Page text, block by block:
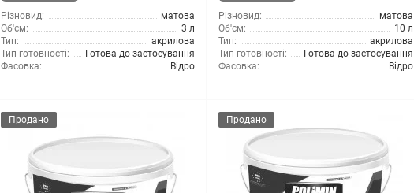
Різновид:
матова
Об'єм:
3 л
Тип:
акрилова
Тип готовності:
Готова до застосування
Фасовка:
Відро
Різновид:
матова
Об'єм:
10 л
Тип:
акрилова
Тип готовності:
Готова до застосування
Фасовка:
Відро
Продано Продано